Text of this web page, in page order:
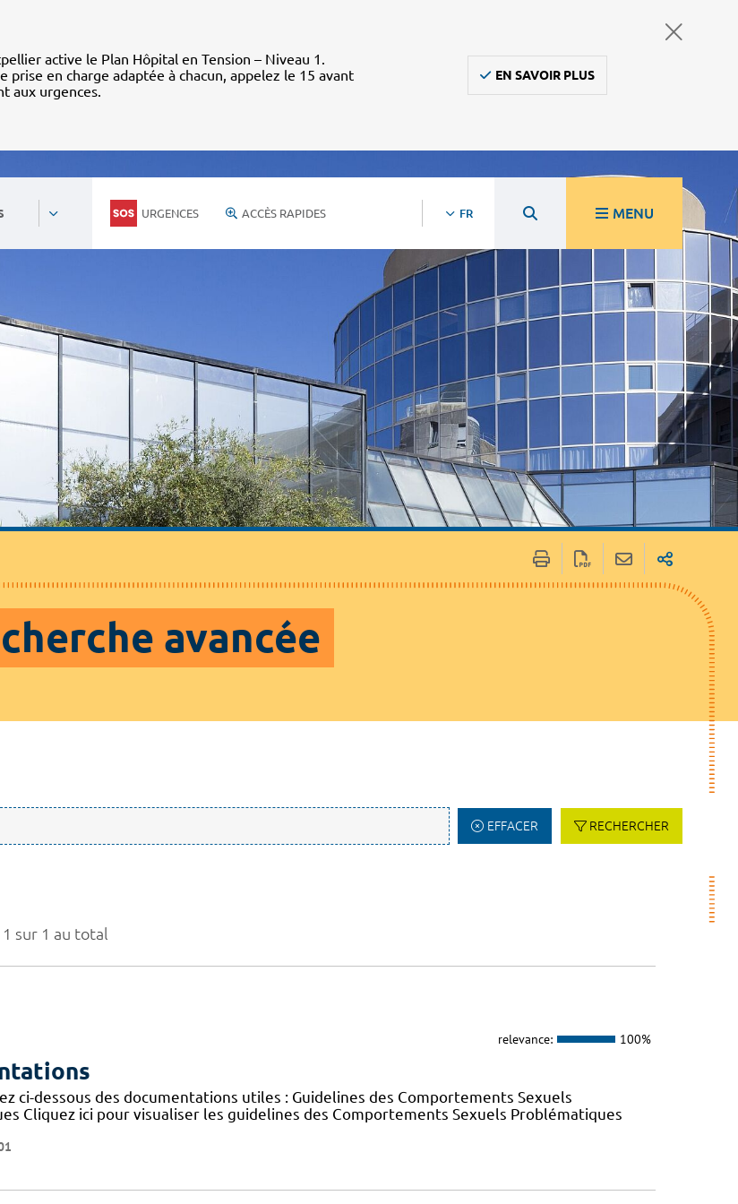
active le Plan Hôpital en Tension – Niveau 1.
prise en charge adaptée à chacun, appelez le 15 avant
aux urgences.
EN SAVOIR PLUS
URGENCES ACCÈS RAPIDES FR MENU
avancée
EFFACER RECHERCHER
sur 1 au total
relevance: 100%
ci-dessous des documentations utiles : Guidelines des Comportements Sexuels
Cliquez ici pour visualiser les guidelines des Comportements Sexuels Problématiques